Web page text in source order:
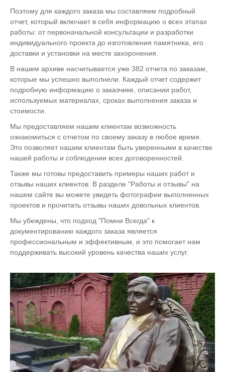
Поэтому для каждого заказа мы составляем подробный
отчет, который включает в себя информацию о всех этапах
работы: от первоначальной консультации и разработки
индивидуального проекта до изготовления памятника, его
доставки и установки на месте захоронения.
В нашем архиве насчитывается уже 382 отчета по заказам,
которые мы успешно выполнели. Каждый отчет содержит
подробную информацию о заказчике, описании работ,
используемых материалах, сроках выполнения заказа и
стоимости.
Мы предоставляем нашим клиентам возможность
ознакомиться с отчетом по своему заказу в любое время.
Это позволяет нашим клиентам быть уверенными в качестве
нашей работы и соблюдении всех договоренностей.
Также мы готовы предоставить примеры наших работ и
отзывы наших клиентов. В разделе "Работы и отзывы" на
нашем сайте вы можете увидеть фотографии выполненных
проектов и прочитать отзывы наших довольных клиентов.
Мы убеждены, что подход "Помни Всегда" к
документированию каждого заказа является
профессиональным и эффективным, и это помогает нам
поддерживать высокий уровень качества наших услуг.